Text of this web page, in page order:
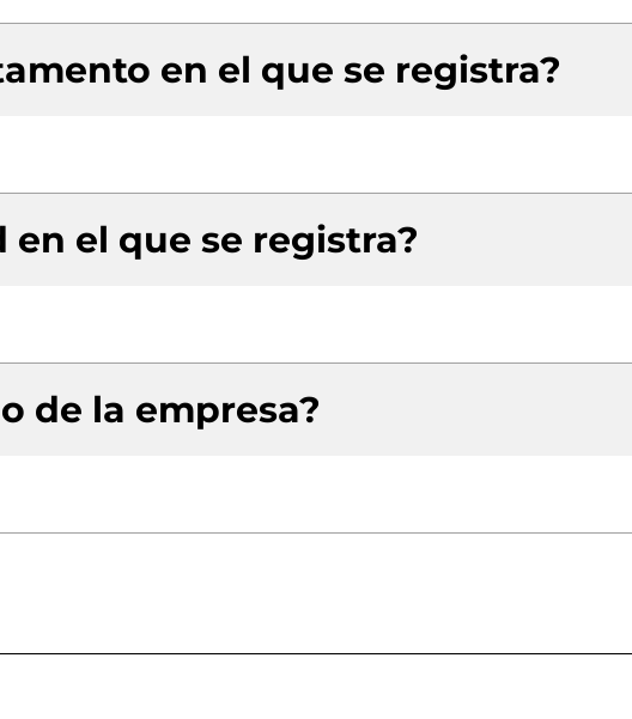
en el que se registra?
en el que se registra?
de la empresa?